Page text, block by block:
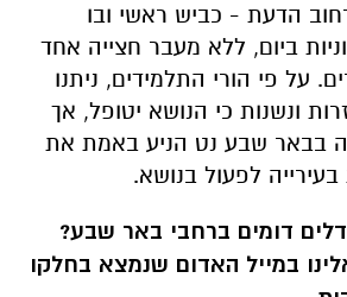
הדעת - כביש ראשי ובו
ביום, ללא מעבר חצייה אחד
על פי הורי התלמידים, ניתנו
ונשנות כי הנושא יטופל, אך
בבאר שבע נט הניע באמת את
לפעול בנושא.
דומים ברחבי באר שבע?
במייל האדום שנמצא בחלקו